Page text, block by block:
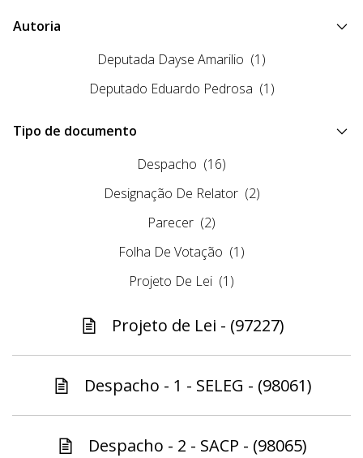
Autoria
Deputada Dayse Amarilio (1)
Deputado Eduardo Pedrosa (1)
Tipo de documento
Despacho (16)
Designação De Relator (2)
Parecer (2)
Folha De Votação (1)
Projeto De Lei (1)
Projeto de Lei - (97227)
Despacho - 1 - SELEG - (98061)
Despacho - 2 - SACP - (98065)